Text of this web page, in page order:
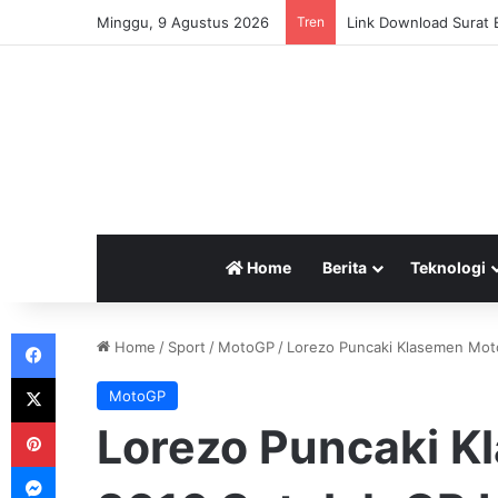
Minggu, 9 Agustus 2026 Tren Pemerintah
Home Berita Teknologi
Home / Sport / MotoGP / Lorezo Puncaki Klasemen
MotoGP
Lorezo Puncaki
Facebook
X
Pinterest
Messenger